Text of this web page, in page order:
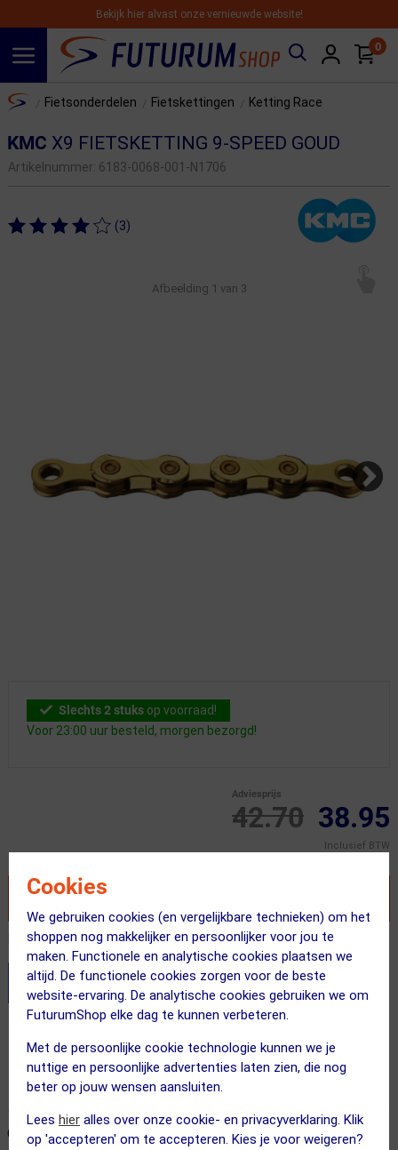
Cookies
We gebruiken cookies (en vergelijkbare technieken) om het
shoppen nog makkelijker en persoonlijker voor jou te
maken. Functionele en analytische cookies plaatsen we
altijd. De functionele cookies zorgen voor de beste
website-ervaring. De analytische cookies gebruiken we om
FuturumShop elke dag te kunnen verbeteren.
Met de persoonlijke cookie technologie kunnen we je
nuttige en persoonlijke advertenties laten zien, die nog
beter op jouw wensen aansluiten.
Lees hier alles over onze cookie- en privacyverklaring. Klik
op 'accepteren' om te accepteren. Kies je voor weigeren?
Bekijk hier alvast onze vernieuwde website!
0
Home Fietsonderdelen Fietskettingen Ketting Race
KMC X9 FIETSKETTING 9-SPEED GOUD
Artikelnummer: 6183-0068-001-N1706
(3)
Afbeelding 1 van 3
Slechts 2 stuks op voorraad!
Voor 23:00 uur besteld, morgen bezorgd!
42.70
Adviesprijs
38.95
Inclusief BTW
VOEG TOE AAN WINKELWAGEN
Recent besteld door 2 klanten! Bestel ook snel!
Stel je productvragen aan onze AI assistent
Voor 23:00 uur besteld, morgen in huis
365 dagen retourrecht
← Terug naar productnavigatie
ONZE AANBEVOLEN COMBINATIE